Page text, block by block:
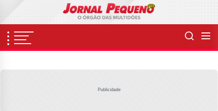
content
Publicidade